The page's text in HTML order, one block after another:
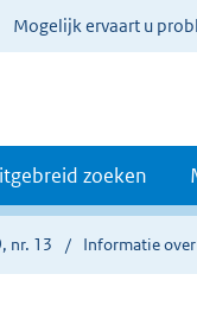
Mogelijk ervaart u
zoeken
nr. 13 Informatie